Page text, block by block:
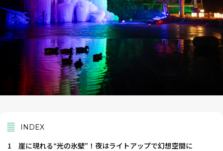
INDEX
1
崖に現れる“光の氷壁”！夜はライトアップで幻想空間に